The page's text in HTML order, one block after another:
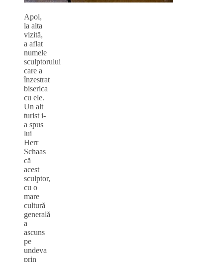
Apoi,
la alta
vizită,
a aflat
numele
sculptorului
care a
înzestrat
biserica
cu ele.
Un alt
turist i-
a spus
lui
Herr
Schaas
că
acest
sculptor,
cu o
mare
cultură
generală
a
ascuns
pe
undeva
prin